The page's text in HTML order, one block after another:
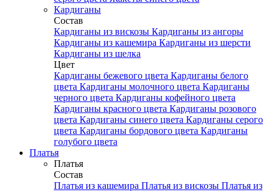
Кардиганы
Состав
Кардиганы из вискозы Кардиганы из ангоры
Кардиганы из кашемира Кардиганы из шерсти
Кардиганы из шелка
Цвет
Кардиганы бежевого цвета Кардиганы белого
цвета Кардиганы молочного цвета Кардиганы
черного цвета Кардиганы кофейного цвета
Кардиганы красного цвета Кардиганы розового
цвета Кардиганы синего цвета Кардиганы серого
цвета Кардиганы бордового цвета Кардиганы
голубого цвета
Платья
Платья
Состав
Платья из кашемира Платья из вискозы Платья из